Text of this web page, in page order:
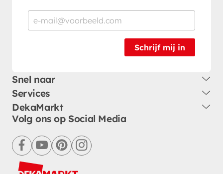
Schrijf mij in
Snel naar
Services
DekaMarkt
Volg ons op Social Media
facebookyoutubepinterestinstagram